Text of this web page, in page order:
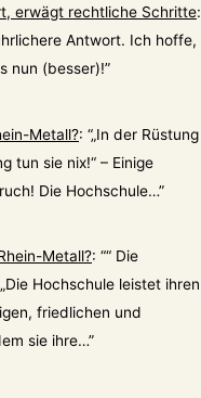
erwägt rechtliche Schritte:
Antwort. Ich hoffe,
nun (besser)!”
Metall?: “„In der Rüstung
tun sie nix!“ – Einige
Die Hochschule…”
Metall?: ““ Die
Hochschule leistet ihren
friedlichen und
sie ihre…”